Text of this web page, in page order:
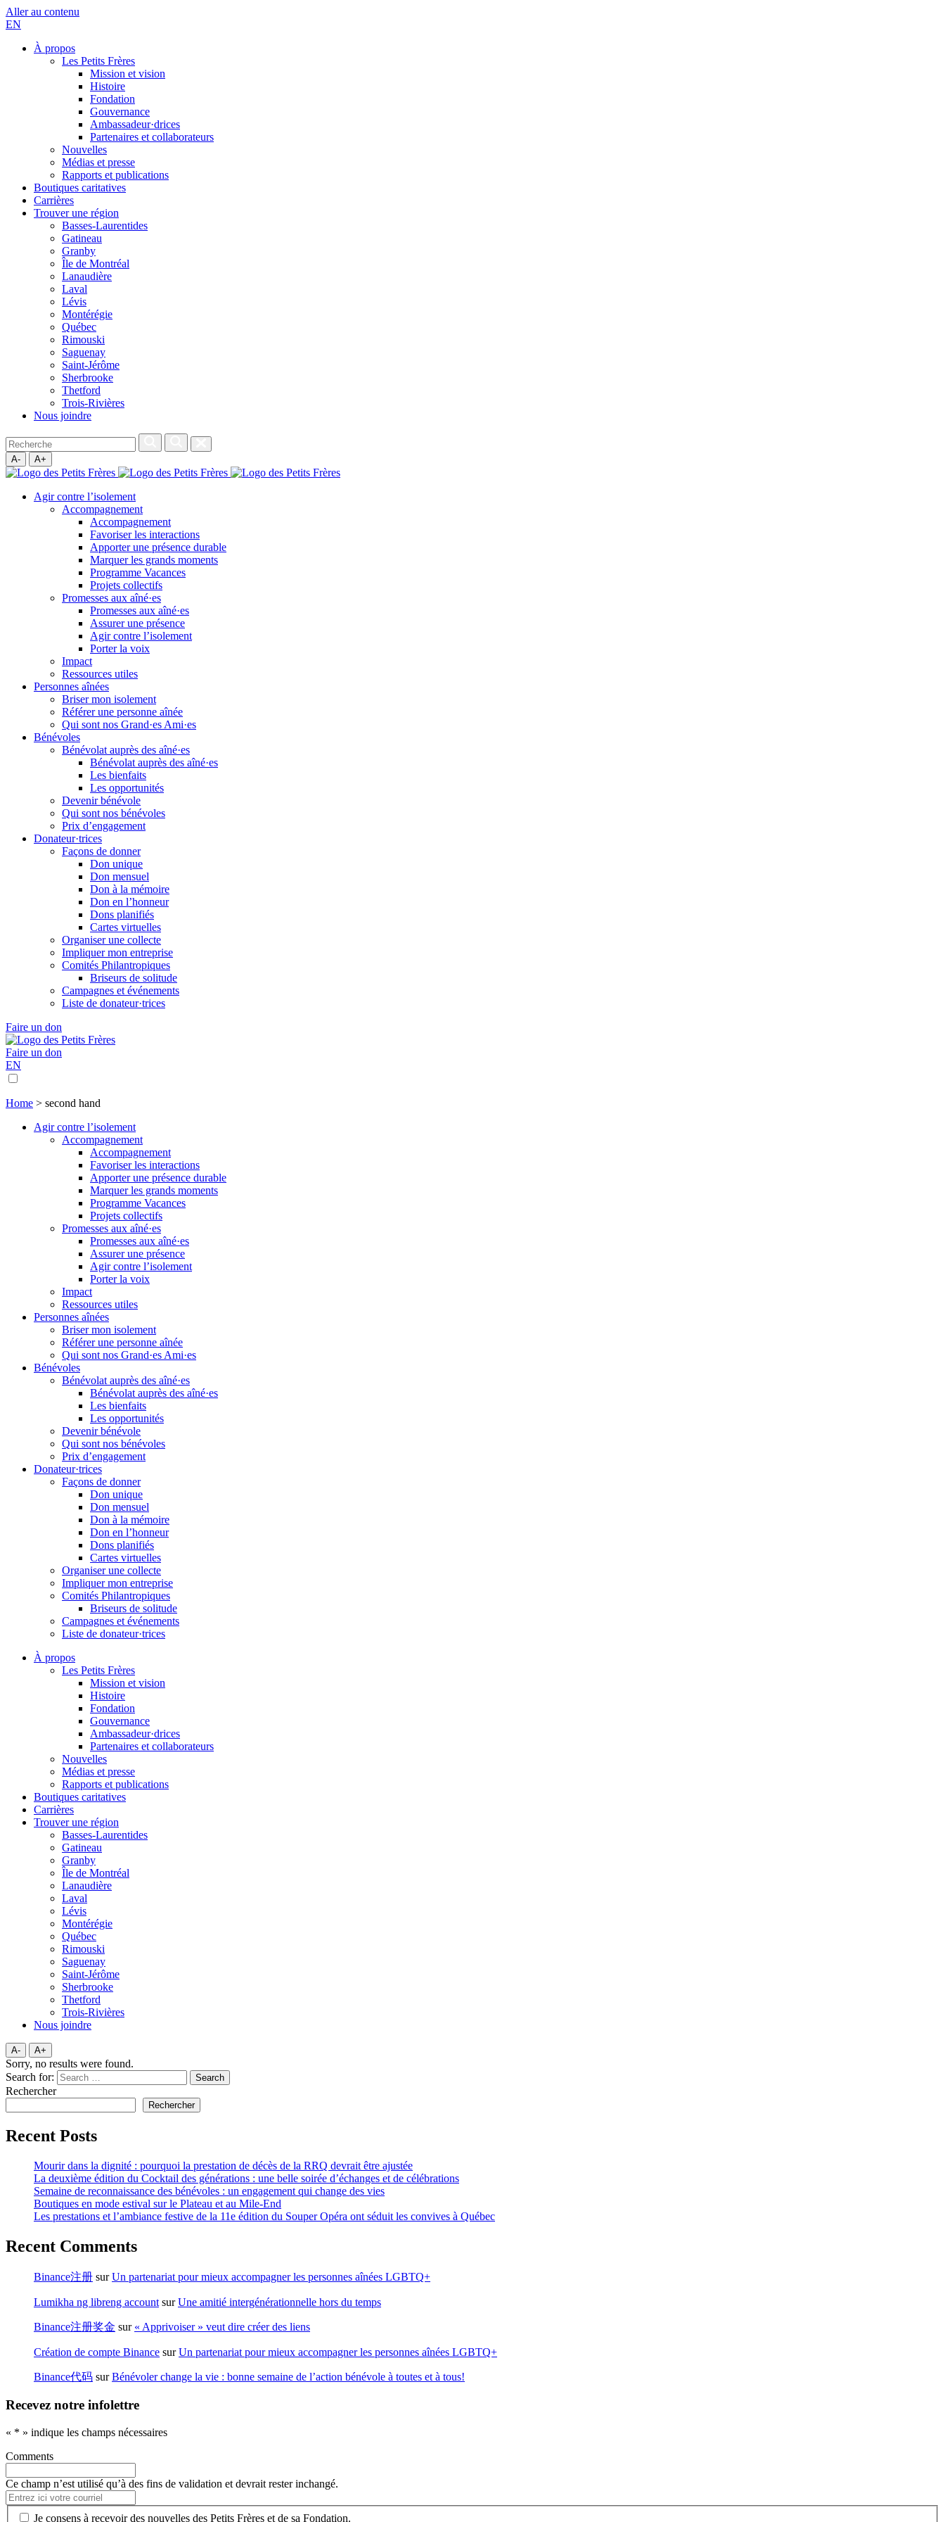
Aller au contenu
EN
À propos
Les Petits Frères
Mission et vision
Histoire
Fondation
Gouvernance
Ambassadeur·drices
Partenaires et collaborateurs
Nouvelles
Médias et presse
Rapports et publications
Boutiques caritatives
Carrières
Trouver une région
Basses-Laurentides
Gatineau
Granby
Île de Montréal
Lanaudière
Laval
Lévis
Montérégie
Québec
Rimouski
Saguenay
Saint-Jérôme
Sherbrooke
Thetford
Trois-Rivières
Nous joindre
A- A+
Agir contre l’isolement
Accompagnement
Accompagnement
Favoriser les interactions
Apporter une présence durable
Marquer les grands moments
Programme Vacances
Projets collectifs
Promesses aux aîné·es
Promesses aux aîné·es
Assurer une présence
Agir contre l’isolement
Porter la voix
Impact
Ressources utiles
Personnes aînées
Briser mon isolement
Référer une personne aînée
Qui sont nos Grand·es Ami·es
Bénévoles
Bénévolat auprès des aîné·es
Bénévolat auprès des aîné·es
Les bienfaits
Les opportunités
Devenir bénévole
Qui sont nos bénévoles
Prix d’engagement
Donateur·trices
Façons de donner
Don unique
Don mensuel
Don à la mémoire
Don en l’honneur
Dons planifiés
Cartes virtuelles
Organiser une collecte
Impliquer mon entreprise
Comités Philantropiques
Briseurs de solitude
Campagnes et événements
Liste de donateur·trices
Faire un don
Faire un don
EN
Home > second hand
Agir contre l’isolement
Accompagnement
Accompagnement
Favoriser les interactions
Apporter une présence durable
Marquer les grands moments
Programme Vacances
Projets collectifs
Promesses aux aîné·es
Promesses aux aîné·es
Assurer une présence
Agir contre l’isolement
Porter la voix
Impact
Ressources utiles
Personnes aînées
Briser mon isolement
Référer une personne aînée
Qui sont nos Grand·es Ami·es
Bénévoles
Bénévolat auprès des aîné·es
Bénévolat auprès des aîné·es
Les bienfaits
Les opportunités
Devenir bénévole
Qui sont nos bénévoles
Prix d’engagement
Donateur·trices
Façons de donner
Don unique
Don mensuel
Don à la mémoire
Don en l’honneur
Dons planifiés
Cartes virtuelles
Organiser une collecte
Impliquer mon entreprise
Comités Philantropiques
Briseurs de solitude
Campagnes et événements
Liste de donateur·trices
À propos
Les Petits Frères
Mission et vision
Histoire
Fondation
Gouvernance
Ambassadeur·drices
Partenaires et collaborateurs
Nouvelles
Médias et presse
Rapports et publications
Boutiques caritatives
Carrières
Trouver une région
Basses-Laurentides
Gatineau
Granby
Île de Montréal
Lanaudière
Laval
Lévis
Montérégie
Québec
Rimouski
Saguenay
Saint-Jérôme
Sherbrooke
Thetford
Trois-Rivières
Nous joindre
A- A+
Sorry, no results were found.
Search for:
Search
Rechercher
Rechercher
Recent Posts
Mourir dans la dignité : pourquoi la prestation de décès de la RRQ devrait être ajustée
La deuxième édition du Cocktail des générations : une belle soirée d’échanges et de célébrations
Semaine de reconnaissance des bénévoles : un engagement qui change des vies
Boutiques en mode estival sur le Plateau et au Mile-End
Les prestations et l’ambiance festive de la 11e édition du Souper Opéra ont séduit les convives à Québec
Recent Comments
Binance注册 surUn partenariat pour mieux accompagner les personnes aînées LGBTQ+
Lumikha ng libreng account surUne amitié intergénérationnelle hors du temps
Binance注册奖金 sur « Apprivoiser » veut dire créer des liens
Création de compte Binance surUn partenariat pour mieux accompagner les personnes aînées LGBTQ+
Binance代码 surBénévoler change la vie : bonne semaine de l’action bénévole à toutes et à tous!
Recevez notre infolettre
« * » indique les champs nécessaires
Comments
Ce champ n’est utilisé qu’à des fins de validation et devrait rester inchangé.
Entrez
ici
* Je consens à recevoir des nouvelles des Petits Frères et de sa Fondation.